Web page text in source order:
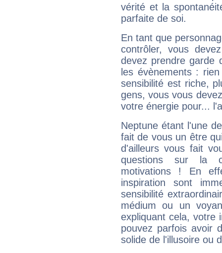
vérité et la
parfaite de soi.
En tant que
contrôler, vous
devez prendre garde
les évènements :
sensibilité est riche,
gens, vous vous
votre énergie pour...
Neptune étant l'une
fait de vous un être
d'ailleurs vous fait
questions sur la
motivations ! En
inspiration sont
sensibilité
médium ou un
expliquant cela, votre
pouvez parfois avoir
solide de l'illusoire ou